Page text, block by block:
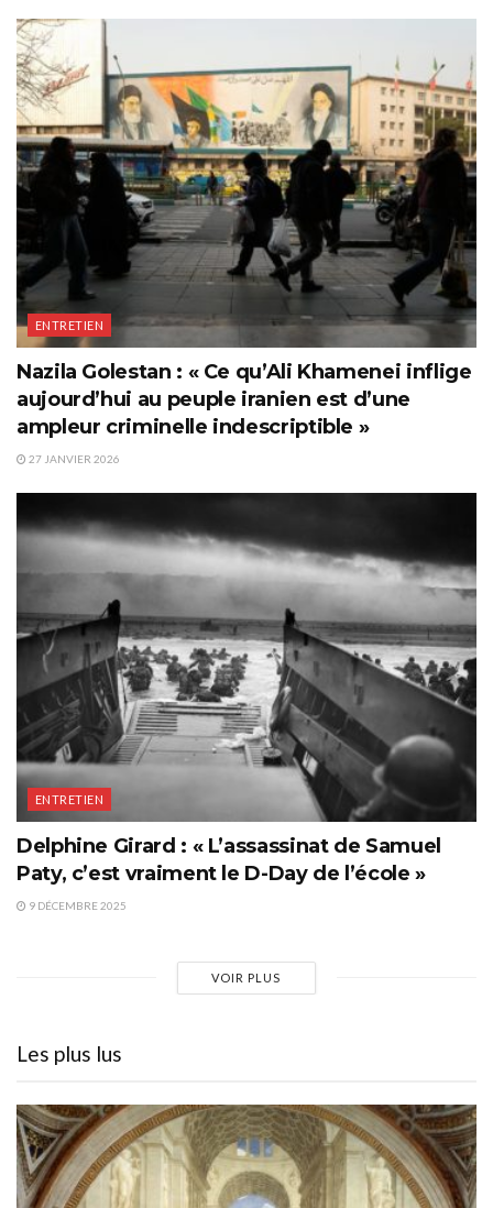
ENTRETIEN
Nazila Golestan : « Ce qu’Ali Khamenei inflige
aujourd’hui au peuple iranien est d’une
ampleur criminelle indescriptible »
27 JANVIER 2026
ENTRETIEN
Delphine Girard : « L’assassinat de Samuel
Paty, c’est vraiment le D-Day de l’école »
9 DÉCEMBRE 2025
VOIR PLUS
Les plus lus